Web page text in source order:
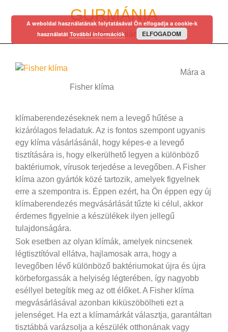
GURMÁNIA
egy régi mániám…
Fisher klíma
Mára a
klímaberendezéseknek nem a levegő hűtése a
kizárólagos feladatuk. Az is fontos szempont ugyanis
egy klíma vásárlásánál, hogy képes-e a levegő
tisztítására is, hogy elkerülhető legyen a különböző
baktériumok, vírusok terjedése a levegőben. A Fisher
klíma azon gyártók közé tartozik, amelyek figyelnek
erre a szempontra is. Éppen ezért, ha Ön éppen egy új
klímaberendezés megvásárlását tűzte ki célul, akkor
érdemes figyelnie a készülékek ilyen jellegű
tulajdonságára.
Sok esetben az olyan klímák, amelyek nincsenek
légtisztítóval ellátva, hajlamosak arra, hogy a
levegőben lévő különböző baktériumokat újra és újra
körbeforgassák a helyiség légterében, így nagyobb
eséllyel betegítik meg az ott élőket. A Fisher klíma
megvásárlásával azonban kiküszöbölheti ezt a
jelenséget. Ha ezt a klímamárkát választja, garantáltan
tisztábbá varázsolja a készülék otthonának vagy
A weboldal használatának folytatásával Ön elfogadja a cookie-k
használatát További információk ELFOGADOM